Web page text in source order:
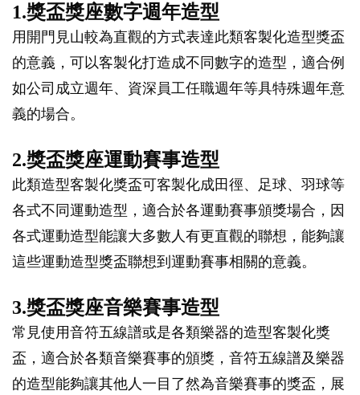
1.獎盃獎座數字週年造型
用開門見山較為直觀的方式表達此類客製化造型獎盃
的意義，可以客製化打造成不同數字的造型，適合例
如公司成立週年、資深員工任職週年等具特殊週年意
義的場合。
2.獎盃獎座運動賽事造型
此類造型客製化獎盃可客製化成田徑、足球、羽球等
各式不同運動造型，適合於各運動賽事頒獎場合，因
各式運動造型能讓大多數人有更直觀的聯想，能夠讓
這些運動造型獎盃聯想到運動賽事相關的意義。
3.獎盃獎座音樂賽事造型
常見使用音符五線譜或是各類樂器的造型客製化獎
盃，適合於各類音樂賽事的頒獎，音符五線譜及樂器
的造型能夠讓其他人一目了然為音樂賽事的獎盃，展